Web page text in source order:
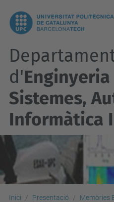
d'
Sistemes,
Informàtica
Inici Presentació
Memòries